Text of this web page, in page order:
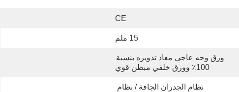
CE
15 ملم
100٪ وورق خلفي مبطن قوي